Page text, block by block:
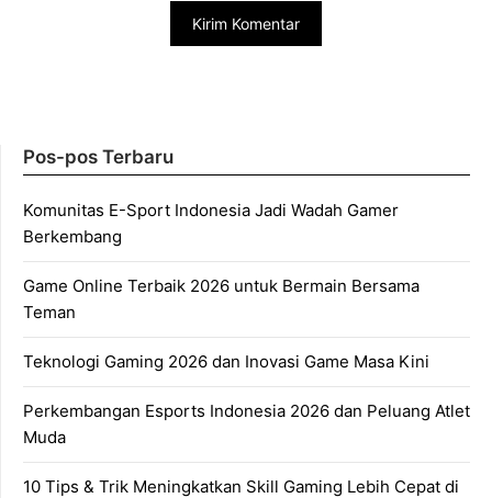
Pos-pos Terbaru
Komunitas E-Sport Indonesia Jadi Wadah Gamer
Berkembang
Game Online Terbaik 2026 untuk Bermain Bersama
Teman
Teknologi Gaming 2026 dan Inovasi Game Masa Kini
Perkembangan Esports Indonesia 2026 dan Peluang Atlet
Muda
10 Tips & Trik Meningkatkan Skill Gaming Lebih Cepat di